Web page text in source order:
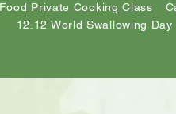
Private Cooking Class
12.12 World Swallowing Day